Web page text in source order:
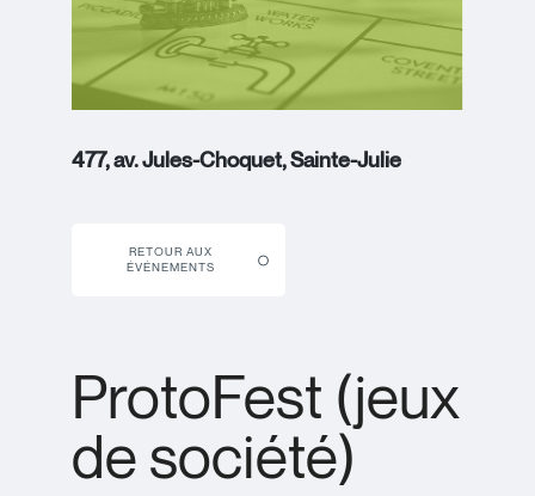
477, av. Jules-Choquet, Sainte-Julie
RETOUR AUX
ÉVÉNEMENTS
ProtoFest (jeux
de société)